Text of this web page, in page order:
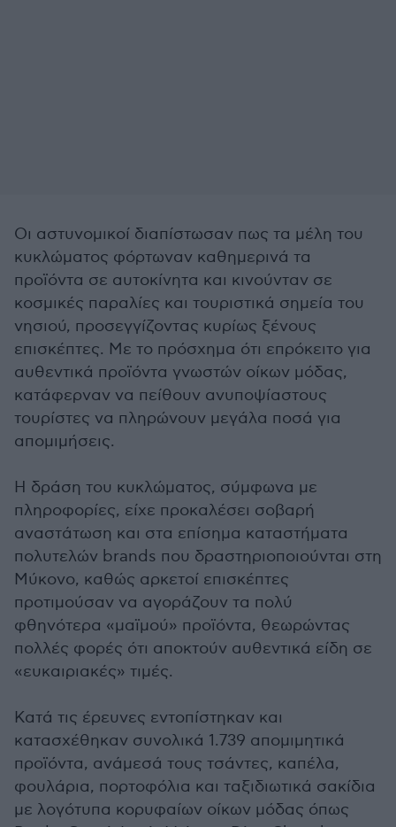
Οι αστυνομικοί διαπίστωσαν πως τα μέλη του
κυκλώματος φόρτωναν καθημερινά τα
προϊόντα σε αυτοκίνητα και κινούνταν σε
κοσμικές παραλίες και τουριστικά σημεία του
νησιού, προσεγγίζοντας κυρίως ξένους
επισκέπτες. Με το πρόσχημα ότι επρόκειτο για
αυθεντικά προϊόντα γνωστών οίκων μόδας,
κατάφερναν να πείθουν ανυποψίαστους
τουρίστες να πληρώνουν μεγάλα ποσά για
απομιμήσεις.
Η δράση του κυκλώματος, σύμφωνα με
πληροφορίες, είχε προκαλέσει σοβαρή
αναστάτωση και στα επίσημα καταστήματα
πολυτελών brands που δραστηριοποιούνται στη
Μύκονο, καθώς αρκετοί επισκέπτες
προτιμούσαν να αγοράζουν τα πολύ
φθηνότερα «μαϊμού» προϊόντα, θεωρώντας
πολλές φορές ότι αποκτούν αυθεντικά είδη σε
«ευκαιριακές» τιμές.
Κατά τις έρευνες εντοπίστηκαν και
κατασχέθηκαν συνολικά 1.739 απομιμητικά
προϊόντα, ανάμεσά τους τσάντες, καπέλα,
φουλάρια, πορτοφόλια και ταξιδιωτικά σακίδια
με λογότυπα κορυφαίων οίκων μόδας όπως